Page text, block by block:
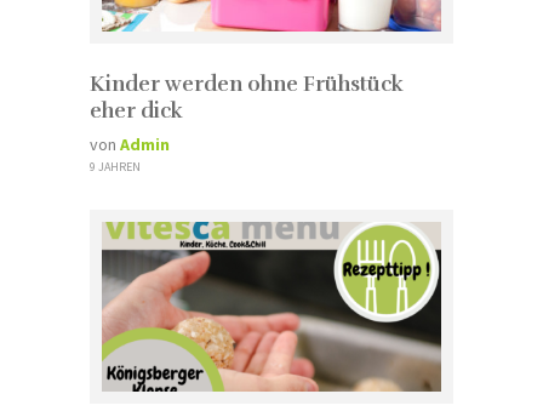
Kinder werden ohne Frühstück
eher dick
von Admin
9 JAHREN